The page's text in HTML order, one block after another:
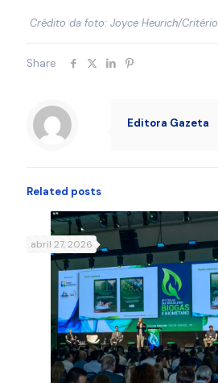
Crédito da foto: Joyce Heurich/Critério
Share
Editora Gazeta
Related posts
abril 27, 2026